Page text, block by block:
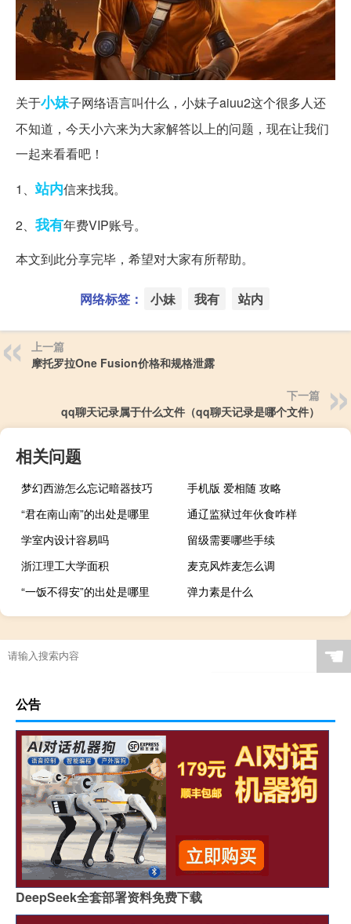
关于小妹子网络语言叫什么，小妹子aiuu2这个很多人还
不知道，今天小六来为大家解答以上的问题，现在让我们
一起来看看吧！
1、 站内信来找我。
2、 我有年费VIP账号。
本文到此分享完毕，希望对大家有所帮助。
网络标签： 小妹 我有 站内
上一篇
摩托罗拉One Fusion价格和规格泄露
下一篇
qq聊天记录属于什么文件（qq聊天记录是哪个文件）
相关问题
梦幻西游怎么忘记暗器技巧
手机版 爱相随 攻略
“君在南山南”的出处是哪里
通辽监狱过年伙食咋样
学室内设计容易吗
留级需要哪些手续
浙江理工大学面积
麦克风炸麦怎么调
“一饭不得安”的出处是哪里
弹力素是什么
☚
公告
DeepSeek全套部署资料免费下载